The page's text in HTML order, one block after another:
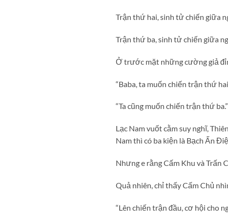
Trận thứ hai, sinh tử chiến giữa
Trận thứ ba, sinh tử chiến giữa
Ở trước mặt những cường giả
“Baba, ta muốn chiến trận thứ
“Ta cũng muốn chiến trận thứ
Lạc Nam vuốt cằm suy nghĩ,
Nam thì có ba kiện là Bạch Ấn
Nhưng e rằng Cấm Khu và Trấn
Quả nhiên, chỉ thấy Cấm Chủ
“Lên chiến trận đầu, cơ hội cho